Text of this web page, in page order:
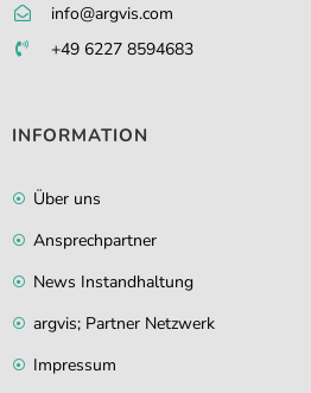
info@argvis.com
+49 6227 8594683
INFORMATION
Über uns
Ansprechpartner
News Instandhaltung
argvis; Partner Netzwerk
Impressum